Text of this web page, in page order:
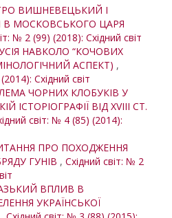
ВИШНЕВЕЦЬКИЙ І
В МОСКОВСЬКОГО ЦАРЯ
№ 2 (99) (2018): Східний світ
НАВКОЛО “КОЧОВИХ
АСПЕКТ) ,
Східний світ
ЧОРНИХ КЛОБУКІВ У
ІСТОРІОГРАФІЇ ВІД XVIII СТ.
світ: № 4 (85) (2014):
ПРО ПОХОДЖЕННЯ
ГУНІВ , Східний світ: № 2
ВПЛИВ В
УКРАЇНСЬКОЇ